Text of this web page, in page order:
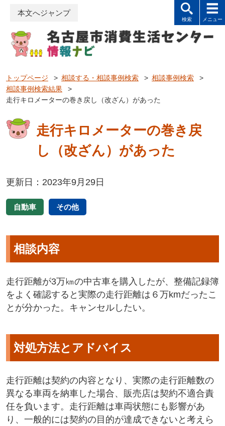
本文へジャンプ
トップページ > 相談する・相談事例検索 > 相談事例検索
>
相談事例検索結果
>
走行キロメーターの巻き戻し（改ざん）があった
走行キロメーターの巻き戻
し（改ざん）があった
更新日：2023年9月29日
自動車 その他
相談内容
走行距離が3万㎞の中古車を購入したが、整備記録簿
をよく確認すると実際の走行距離は６万kmだったこ
とが分かった。キャンセルしたい。
対処方法とアドバイス
走行距離は契約の内容となり、実際の走行距離数の
異なる車両を納車した場合、販売店は契約不適合責
任を負います。走行距離は車両状態にも影響があ
り、一般的には契約の目的が達成できないと考えら